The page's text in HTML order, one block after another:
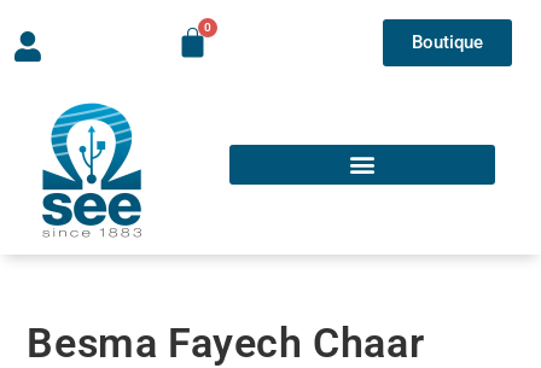
Boutique
Besma Fayech Chaar